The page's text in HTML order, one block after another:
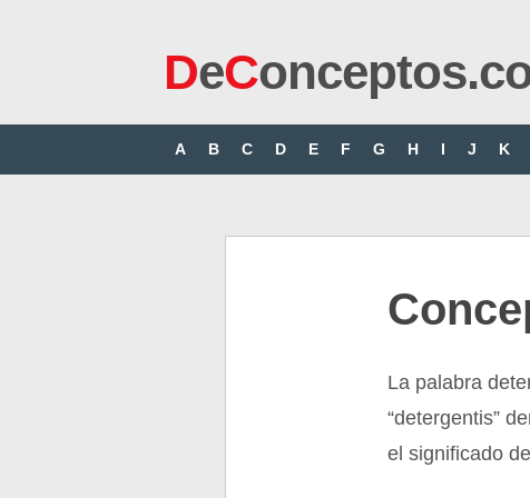
DeC
A B C D E F G H I J K
La palabra
“detergentis”
el significado